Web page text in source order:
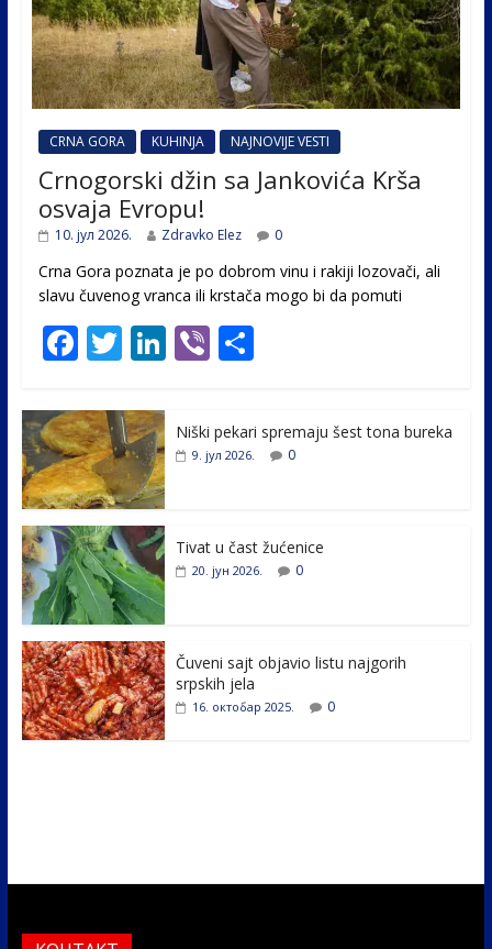
CRNA GORA KUHINJA NAJNOVIJE VESTI
Crnogorski džin sa Jankovića Krša
osvaja Evropu!
10. јул 2026. Zdravko Elez 0
Crna Gora poznata je po dobrom vinu i rakiji lozovači, ali
slavu čuvenog vranca ili krstača mogo bi da pomuti
F
e
b
o
o
k
T
itt
er
Li
e
Vi
er
S
e
Niški pekari spremaju šest tona bureka
9. јул 2026. 0
Tivat u čast žućenice
20. јун 2026. 0
Čuveni sajt objavio listu najgorih
srpskih jela
16. октобар 2025. 0